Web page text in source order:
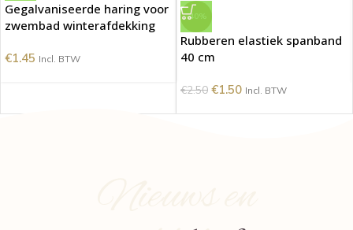
Gegalvaniseerde haring voor
zwembad winterafdekking
€1.45 Incl. BTW
-40%
Rubberen elastiek spanband
40 cm
€2.50 €1.50 Incl. BTW
Nieuws en